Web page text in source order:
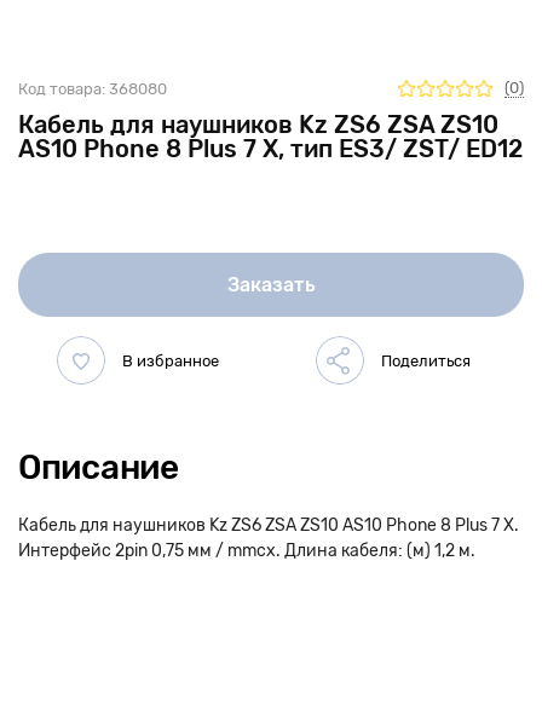
Кабель для наушников Kz ZS6 ZSA ZS10
AS10 Phone 8 Plus 7 X, тип ES3/ ZST/ ED12
Код товара: 368080 (0)
Заказать
Описание
Кабель для наушников Kz ZS6 ZSA ZS10 AS10 Phone 8 Plus 7 X.
Интерфейс 2pin 0,75 мм / mmcx. Длина кабеля: (м) 1,2 м.